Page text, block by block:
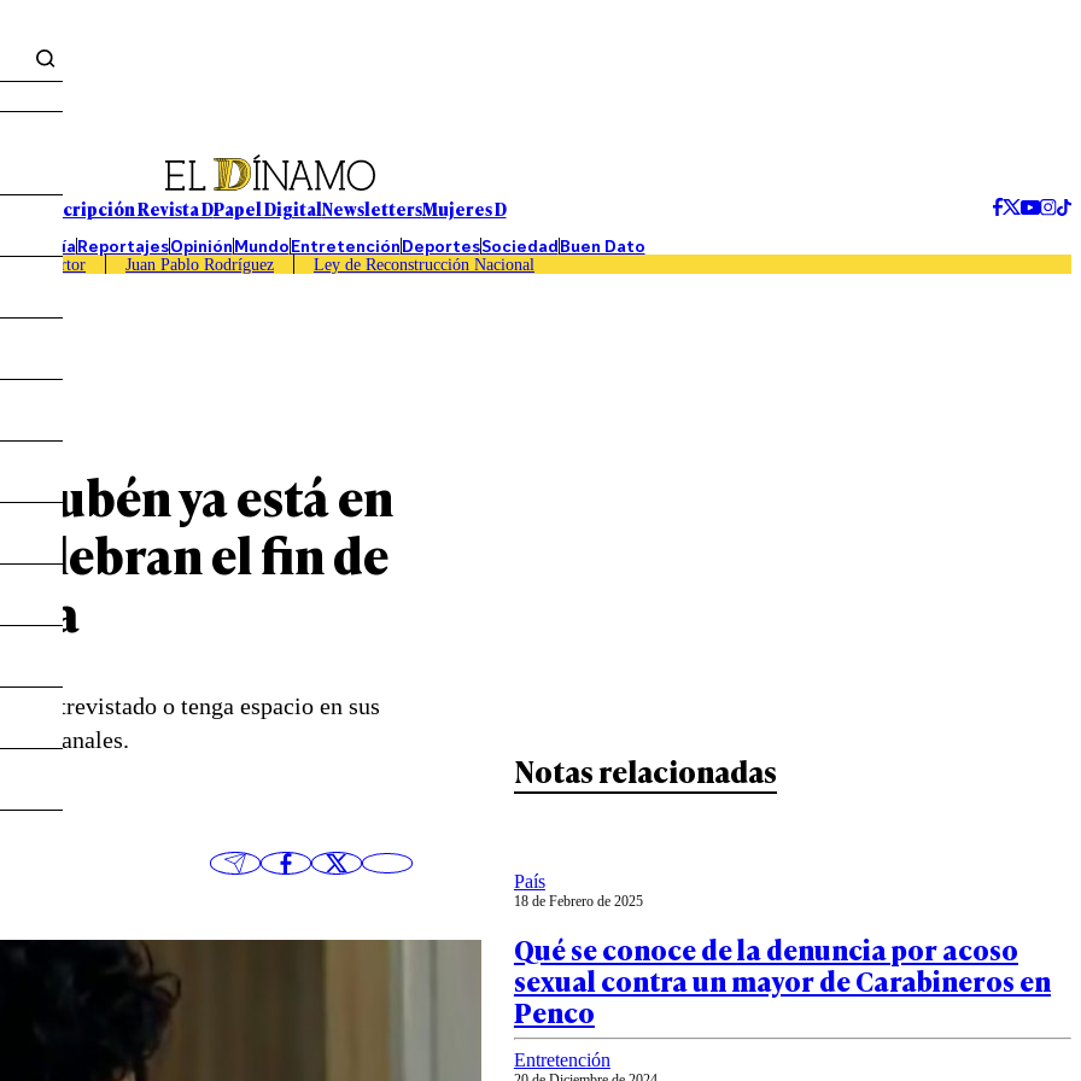
Suscripción Revista DPapel DigitalNewslettersMujeres D
EconomíaReportajesOpiniónMundoEntretenciónDeportesSociedadBuen Dato
Caso Sartor Juan Pablo Rodríguez Ley de Reconstrucción Nacional
ya está en
el fin de
entrevistado o tenga espacio en sus
canales.
Notas relacionadas
País
18 de Febrero de 2025
Qué se conoce de la denuncia por acoso
sexual contra un mayor de Carabineros en
Penco
Entretención